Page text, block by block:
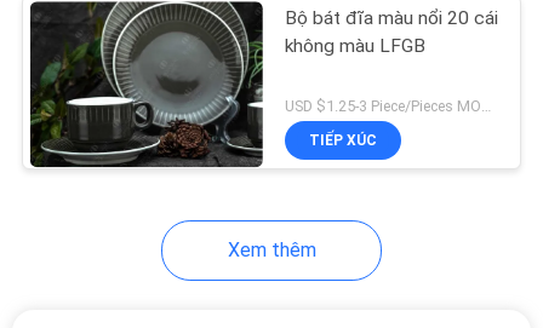
Melamine
Bộ bát đĩa màu nổi 20 cái
không màu LFGB
USD $1.25-3 Piece/Pieces MOQ:300 mảnh / miếng
TIẾP XÚC
Xem thêm